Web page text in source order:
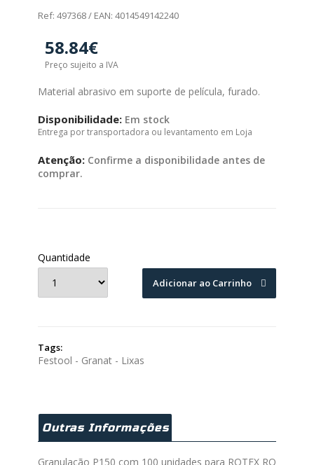
Ref: 497368 / EAN: 4014549142240
58.84€
Preço sujeito a IVA
Material abrasivo em suporte de película, furado.
Disponibilidade: Em stock
Entrega por transportadora ou levantamento em Loja
Atenção: Confirme a disponibilidade antes de
comprar.
Quantidade
Adicionar ao Carrinho
Tags:
Festool - Granat - Lixas
Outras Informações
Granulação P150 com 100 unidades para ROTEX RO